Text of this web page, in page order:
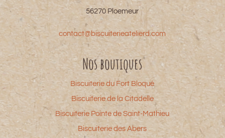
56270 Ploemeur
contact@biscuiterieatelierd.com
Nos boutiques
Biscuiterie du Fort Bloqué
Biscuiterie de la Citadelle
Biscuiterie Pointe de Saint-Mathieu
Biscuiterie des Abers